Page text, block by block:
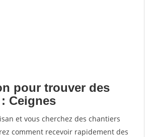
pour trouver des
Ceignes
et vous cherchez des chantiers
comment recevoir rapidement des